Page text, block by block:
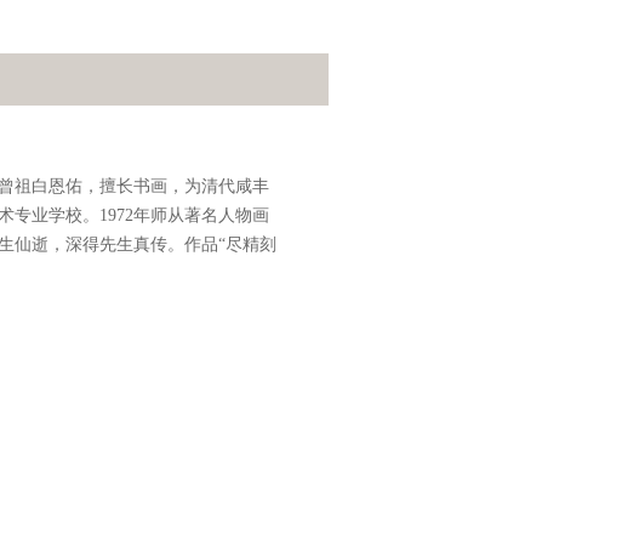
祖白恩佑，擅长书画，为清代咸丰
专业学校。1972年师从著名人物画
仙逝，深得先生真传。作品“尽精刻